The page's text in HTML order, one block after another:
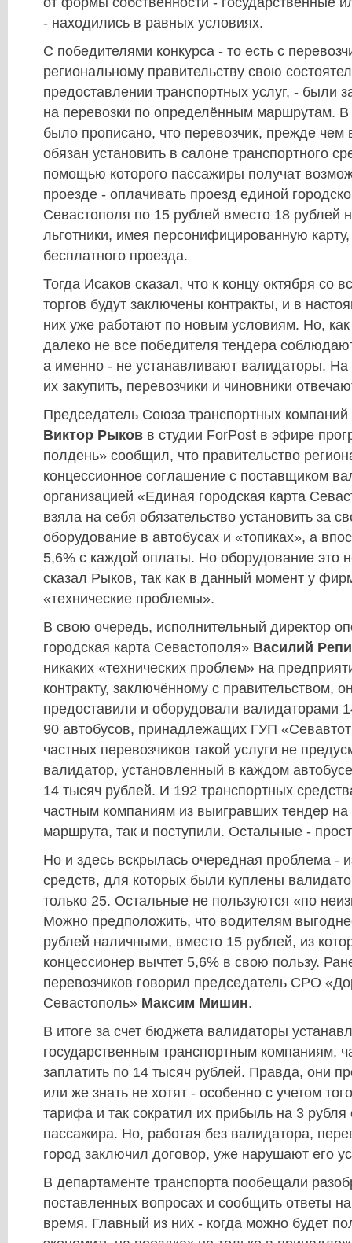
- находились в равных условиях.
С победителями конкурса - то есть с
региональному правительству свою
предоставлении транспортных услуг, - были
на перевозки по определённым маршрутам. В
было прописано, что перевозчик, прежде чем
обязан установить в салоне транспортного
помощью которого пассажиры получат
проезде - оплачивать проезд единой
Севастополя по 15 рублей вместо 18 рублей
льготники, имея персонифицированную
бесплатного проезда.
Тогда Исаков сказал, что к концу октября со
торгов будут заключены контракты, и в
них уже работают по новым условиям. Но,
далеко не все победителя тендера
а именно - не устанавливают валидаторы. На
их закупить, перевозчики и чиновники
Председатель Союза транспортных
Виктор Рыков в студии ForPost в эфире
полдень» сообщил, что правительство
концессионное соглашение с поставщиком
организацией «Единая городская карта
взяла на себя обязательство установить за
оборудование в автобусах и «топиках», а
5,6% с каждой оплаты. Но оборудование это
сказал Рыков, так как в данный момент у
«технические проблемы».
В свою очередь, исполнительный директор
городская карта Севастополя» Василий
никаких «технических проблем» на
контракту, заключённому с правительством,
предоставили и оборудовали валидаторами
90 автобусов, принадлежащих ГУП
частных перевозчиков такой услуги не
валидатор, установленный в каждом
14 тысяч рублей. И 192 транспортных
частным компаниям из выигравших тендер
маршрута, так и поступили. Остальные -
Но и здесь вскрылась очередная проблема -
средств, для которых были куплены
только 25. Остальные не пользуются «по
Можно предположить, что водителям
рублей наличными, вместо 15 рублей, из
концессионер вычтет 5,6% в свою пользу.
перевозчиков говорил председатель СРО
Севастополь» Максим Мишин.
В итоге за счет бюджета валидаторы
государственным транспортным компаниям,
заплатить по 14 тысяч рублей. Правда, они
или же знать не хотят - особенно с учетом
тарифа и так сократил их прибыль на 3 рубля
пассажира. Но, работая без валидатора,
город заключил договор, уже нарушают его
В департаменте транспорта пообещали
поставленных вопросах и сообщить ответы
время. Главный из них - когда можно будет